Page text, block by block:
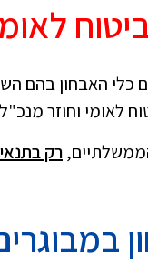
כלי האבחון בהם
לאומי וחוזר
רק בתנאי